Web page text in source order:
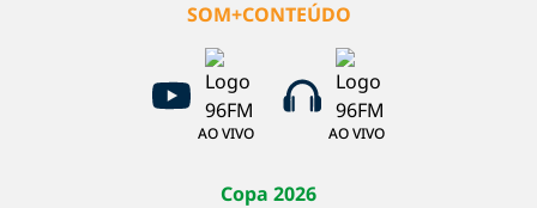
SOM+CONTEÚDO
AO VIVO AO VIVO
Copa 2026